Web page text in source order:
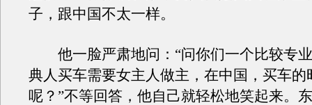
子，跟中国不太一样。
他一脸严肃地问：“问你们一个比较专
典人买车需要女主人做主，在中国，买车的
呢？”不等回答，他自己就轻松地笑起来。